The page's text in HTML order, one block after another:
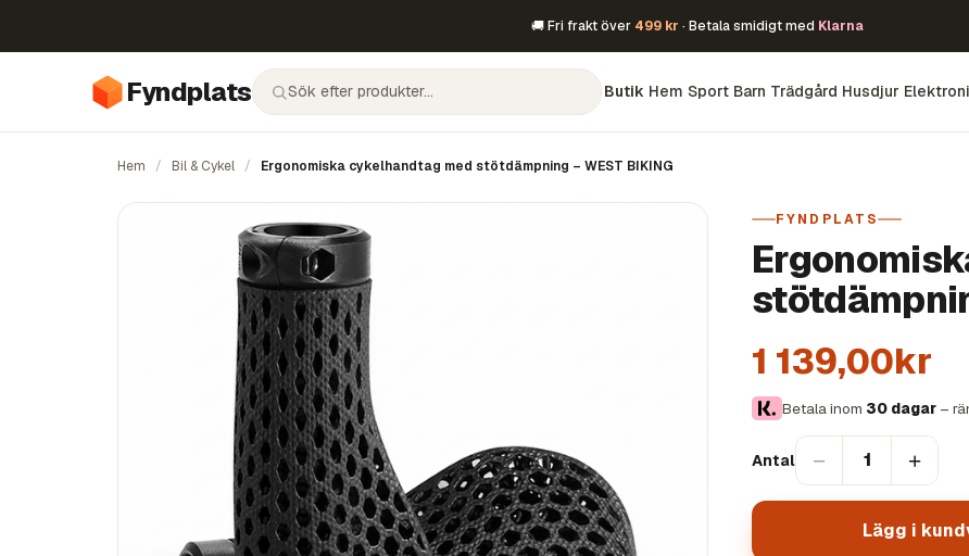
🚚 Fri frakt över 499 kr · Betala smidigt med Klarna
Fyndplats Butik Hem Sport Barn Trädgård Husdjur
Hem / Bil & Cykel / Ergonomiska cykelhandtag med stötdämpning – WEST BIKING
FYNDPLATS
1 139,00kr
Betala inom 30 dagar –
Antal − 1 +
Lägg i